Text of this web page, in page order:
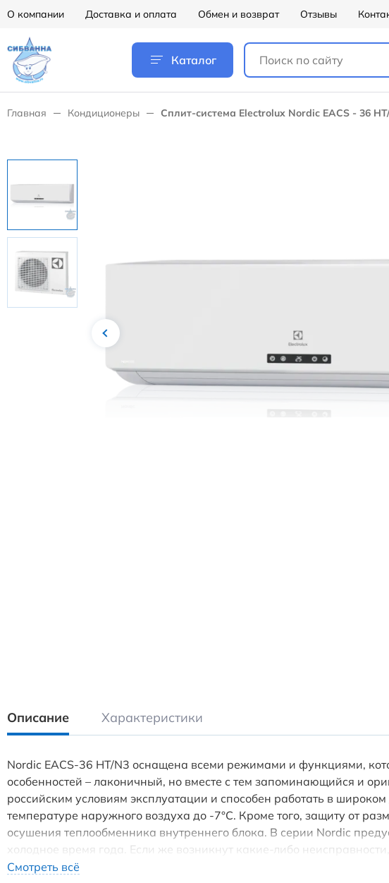
О компании Доставка и оплата Обмен и возврат Отзывы
Каталог
Главная Кондиционеры Сплит-система Electrolux Nordic EACS - 36
Описание Характеристики
Nordic EACS-36 HT/N3 оснащена всеми режимами и функциями,
особенностей – лаконичный, но вместе с тем запоминающийся и
российским условиям эксплуатации и способен работать в
температуре наружного воздуха до -7°С. Кроме того, защиту от
осушения теплообменника внутреннего блока. В серии Nordic
холодное время года. Если же возникнут какие-либо
практически бесшумно в ночном режиме, модели Nordic создадут
Смотреть всё